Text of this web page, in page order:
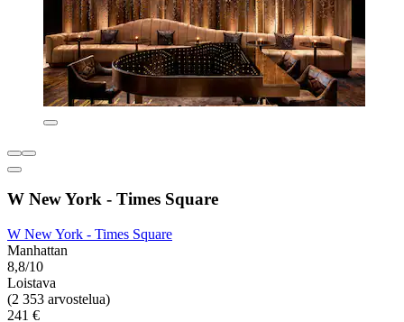
W New York - Times Square
W New York - Times Square
Manhattan
8,8/10
Loistava
(2 353 arvostelua)
241 €